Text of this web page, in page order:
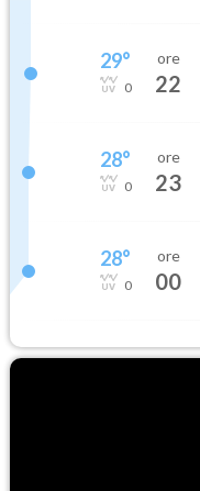
29°
0
ore
22
28°
0
ore
23
28°
0
ore
00